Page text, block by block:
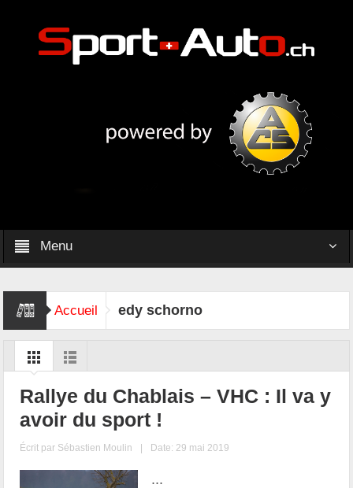
Menu
Accueil edy schorno
Rallye du Chablais – VHC : Il va y
avoir du sport !
Écrit par Sébastien Moulin | Date: 29 mai 2019
...